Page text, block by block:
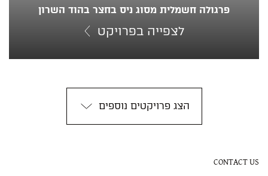
פרגולה חשמלית מסוג ניס בחצר בהוד השרון
לצפייה בפרויקט
הצג פרויקטים נוספים
CONTACT US